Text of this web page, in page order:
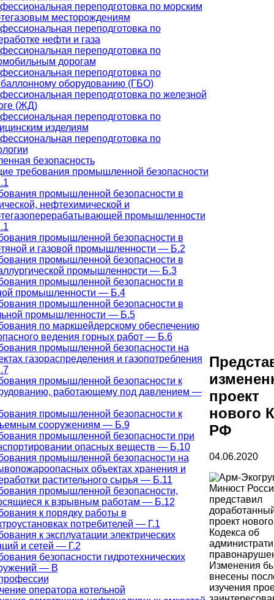
переподготовка по морским
месторождениям
переподготовка по
нефти и газа
переподготовка по
дорогам
переподготовка по
оборудованию (ГБО)
переподготовка по железной
(ЖД)
переподготовка по
изделиям
переподготовка по
безопасность
требования промышленной безопасности
промышленной безопасности в
нефтехимической и
промышленности
промышленной безопасности в
и газовой промышленности — Б.2
промышленной безопасности в
промышленности — Б.3
промышленной безопасности в
промышленности — Б.4
промышленной безопасности в
промышленности — Б.5
по маркшейдерскому обеспечению
ведения горных работ — Б.6
промышленной безопасности на
газораспределения и газопотребления
промышленной безопасности к
работающему под давлением —
промышленной безопасности к
сооружениям — Б.9
промышленной безопасности при
опасных веществ — Б.10
промышленной безопасности на
объектах хранения и
растительного сырья — Б.11
промышленной безопасности,
к взрывным работам — Б.12
к порядку работы в
потребителей — Г.1
к эксплуатации электрических
и сетей — Г.2
безопасности гидротехнических
— В
оператора котельной
проект
нового
РФ
04.06.2020
Минюст
представил
проект нового
Кодекса об
Изменения
внесены
изучения